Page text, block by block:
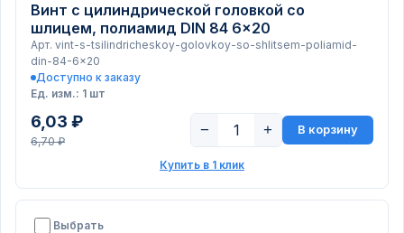
Винт с цилиндрической головкой со
шлицем, полиамид DIN 84 6x20
Арт. vint-s-tsilindricheskoy-golovkoy-so-shlitsem-poliamid-
din-84-6x20
Доступно к заказу
Ед. изм.: 1 шт
6,03 ₽
6,70 ₽
− + В корзину
Купить в 1 клик
Выбрать